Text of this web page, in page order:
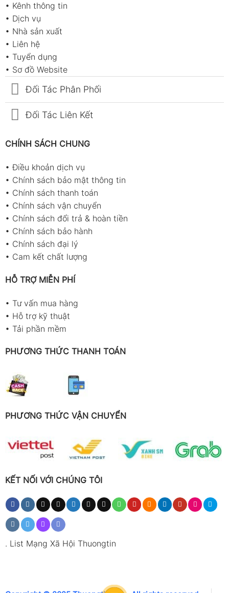
• Kênh thông tin
• Dịch vụ
• Nhà sản xuất
• Liên hệ
• Tuyển dụng
• Sơ đồ Website
Đối Tác Phân Phối
Đối Tác Liên Kết
CHÍNH SÁCH CHUNG
•Điều khoản dịch vụ
• Chính sách bảo mật thông tin
• Chính sách thanh toán
• Chính sách vận chuyển
• Chính sách đổi trả & hoàn tiền
• Chính sách bảo hành
• Chính sách đại lý
• Cam kết chất lượng
HỖ TRỢ MIỄN PHÍ
• Tư vấn mua hàng
• Hỗ trợ kỹ thuật
• Tải phần mềm
PHƯƠNG THỨC THANH TOÁN
PHƯƠNG THỨC VẬN CHUYỂN
KẾT NỐI VỚI CHÚNG TÔI
. List Mạng Xã Hội Thuongtin